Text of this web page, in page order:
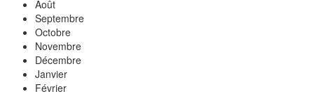
Août
Septembre
Octobre
Novembre
Décembre
Janvier
Février